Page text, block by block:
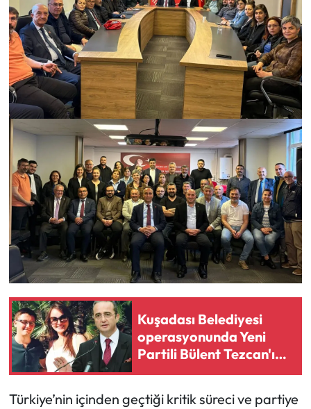
Kuşadası Belediyesi
operasyonunda Yeni
Partili Bülent Tezcan'ın
kızı ve damadına gözaltı
Türkiye’nin içinden geçtiği kritik süreci ve partiye
Otomotiv
Resmi İlan
Resmi Reklam
Sağlık
Siyaset
Spor
Sungurlu Haberleri
Turizm
Uğurludağ Haberleri
Yaşam